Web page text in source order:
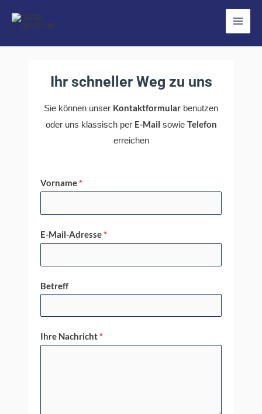
Inhalt
Main
Ihr schneller Weg zu uns
Sie können unser Kontaktformular benutzen
oder uns klassisch per E-Mail sowie Telefon
erreichen
Vorname*
E-Mail-Adresse*
Betreff
Ihre Nachricht*